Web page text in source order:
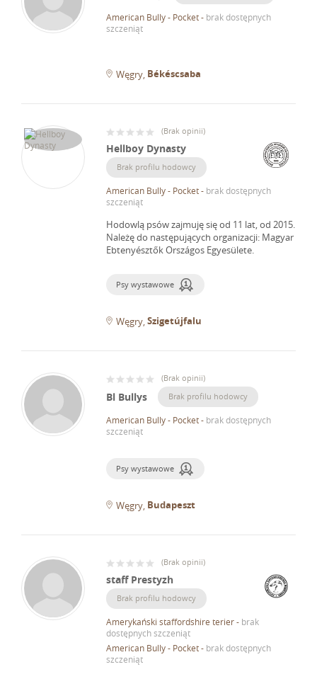
American Bully - Pocket- brak dostępnych
szczeniąt
Węgry Békéscsaba
(Brak opinii)
Hellboy Dynasty
Brak profilu hodowcy
American Bully - Pocket- brak dostępnych
szczeniąt
Hodowlą psów zajmuję się od 11 lat, od 2015.
Należę do następujących organizacji: Magyar
Ebtenyésztők Országos Egyesülete.
Psy wystawowe
Węgry Szigetújfalu
(Brak opinii)
Bl Bullys Brak profilu hodowcy
American Bully - Pocket- brak dostępnych
szczeniąt
Psy wystawowe
Węgry Budapeszt
(Brak opinii)
staff Prestyzh
Brak profilu hodowcy
Amerykański staffordshire terier- brak
dostępnych szczeniąt
American Bully - Pocket- brak dostępnych
szczeniąt